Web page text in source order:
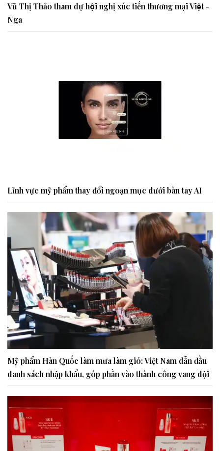
Vũ Thị Thảo tham dự hội nghị xúc tiến thương mại Việt -
Nga
Lĩnh vực mỹ phẩm thay đổi ngoạn mục dưới bàn tay AI
Mỹ phẩm Hàn Quốc làm mưa làm gió: Việt Nam dẫn đầu
danh sách nhập khẩu, góp phần vào thành công vang dội